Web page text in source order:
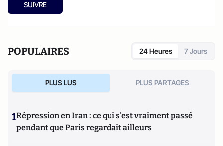
SUIVRE
POPULAIRES 24 Heures 7 Jours
PLUS LUS PLUS PARTAGES
1Répression en Iran : ce qui s'est vraiment passé
pendant que Paris regardait ailleurs